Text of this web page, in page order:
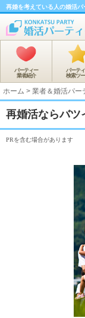
再婚を考えている人の婚活パ
パーティー
業者紹介
パーテ
検索ツ
ホーム > 業者＆婚活パー
再婚活ならバツ
PRを含む場合があります